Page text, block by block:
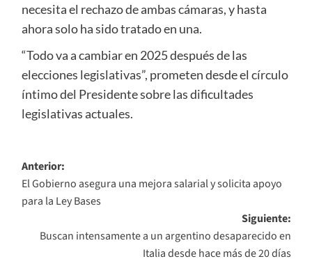
necesita el rechazo de ambas cámaras, y hasta
ahora solo ha sido tratado en una.
“Todo va a cambiar en 2025 después de las
elecciones legislativas”, prometen desde el círculo
íntimo del Presidente sobre las dificultades
legislativas actuales.
Navegación
de
entradas
Anterior:
El Gobierno asegura una mejora salarial y solicita apoyo
para la Ley Bases
Siguiente:
Buscan intensamente a un argentino desaparecido en
Italia desde hace más de 20 días